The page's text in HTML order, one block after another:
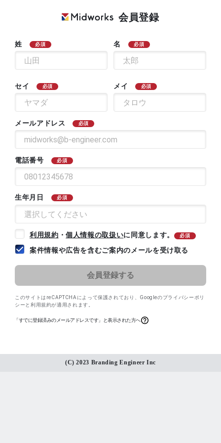
会員登録
姓 必須 名 必須
セイ 必須 メイ 必須
メールアドレス 必須
電話番号 必須
生年月日 必須
利用規約 ・個人情報の取扱いに同意します。 必須
案件情報や広告を含むご案内のメールを受け取る
このサイトはreCAPTCHAによって保護されており、 Googleのプライバシーポリ
シー と 利用規約が適用されます。
「すでに登録済みのメールアドレスです」と表示された方へ
(C) 2023 Branding Engineer Inc